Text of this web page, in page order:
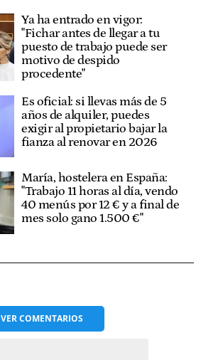
Ya ha entrado en vigor:
"Fichar antes de llegar a tu
puesto de trabajo puede ser
motivo de despido
procedente"
Es oficial: si llevas más de 5
años de alquiler, puedes
exigir al propietario bajar la
fianza al renovar en 2026
María, hostelera en España:
"Trabajo 11 horas al día, vendo
40 menús por 12 € y a final de
mes solo gano 1.500 €"
VERCOMENTARIOS